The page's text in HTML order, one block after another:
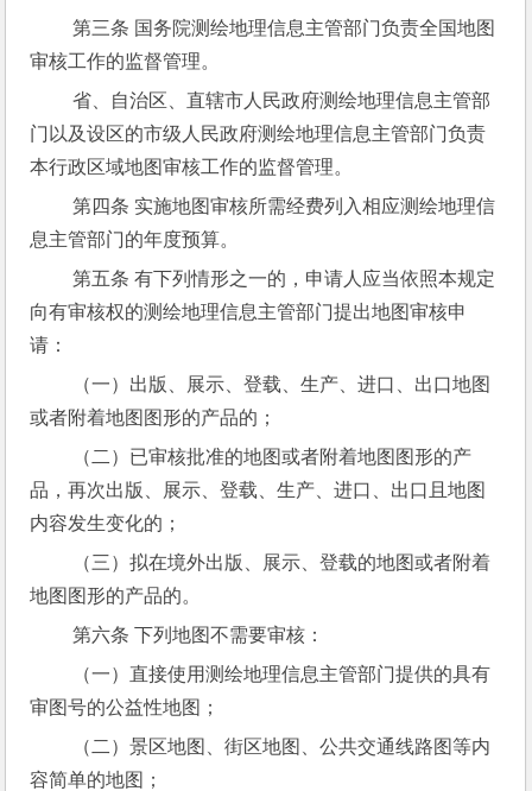
第三条 国务院测绘地理信息主管部门负责全国地图
审核工作的监督管理。
省、自治区、直辖市人民政府测绘地理信息主管部
门以及设区的市级人民政府测绘地理信息主管部门负责
本行政区域地图审核工作的监督管理。
第四条 实施地图审核所需经费列入相应测绘地理信
息主管部门的年度预算。
第五条 有下列情形之一的，申请人应当依照本规定
向有审核权的测绘地理信息主管部门提出地图审核申
请：
或者附着地图图形的产品的；
品，再次出版、展示、登载、生产、进口、出口且地图
内容发生变化的；
地图图形的产品的。
第六条 下列地图不需要审核：
审图号的公益性地图；
容简单的地图；